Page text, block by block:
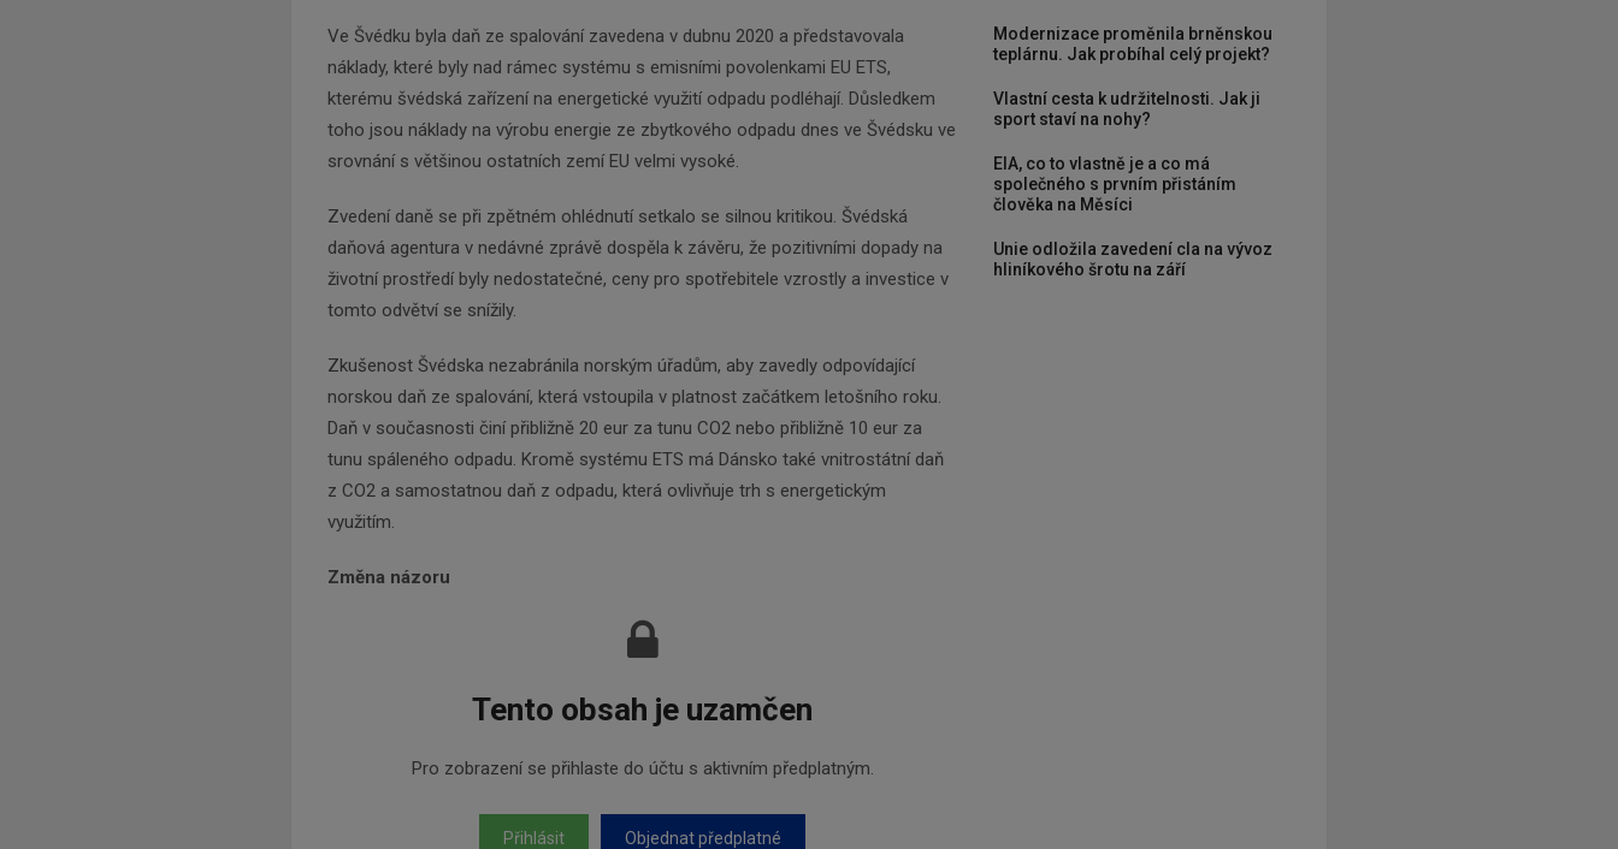
Ve Švédku byla daň ze spalování zavedena v dubnu 2020 a představovala
náklady, které byly nad rámec systému s emisními povolenkami EU ETS,
kterému švédská zařízení na energetické využití odpadu podléhají. Důsledkem
toho jsou náklady na výrobu energie ze zbytkového odpadu dnes ve Švédsku ve
srovnání s většinou ostatních zemí EU velmi vysoké.
Zvedení daně se při zpětném ohlédnutí setkalo se silnou kritikou. Švédská
daňová agentura v nedávné zprávě dospěla k závěru, že pozitivními dopady na
životní prostředí byly nedostatečné, ceny pro spotřebitele vzrostly a investice v
tomto odvětví se snížily.
Zkušenost Švédska nezabránila norským úřadům, aby zavedly odpovídající
norskou daň ze spalování, která vstoupila v platnost začátkem letošního roku.
Daň v současnosti činí přibližně 20 eur za tunu CO2 nebo přibližně 10 eur za
tunu spáleného odpadu. Kromě systému ETS má Dánsko také vnitrostátní daň
z CO2 a samostatnou daň z odpadu, která ovlivňuje trh s energetickým
využitím.
Změna názoru
Tento obsah je uzamčen
Pro zobrazení se přihlaste do účtu s aktivním předplatným.
Přihlásit Objednat předplatné
Modernizace proměnila brněnskou
teplárnu. Jak probíhal celý projekt?
Vlastní cesta k udržitelnosti. Jak ji
sport staví na nohy?
EIA, co to vlastně je a co má
společného s prvním přistáním
člověka na Měsíci
Unie odložila zavedení cla na vývoz
hliníkového šrotu na září
Newsletter
Zadejte váš email a my Vám budeme zasílat ty
nejdůležitější informace, maximálně 1x týdně.
Odebírat